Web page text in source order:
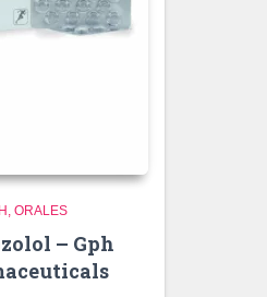
ORALES
– Gph